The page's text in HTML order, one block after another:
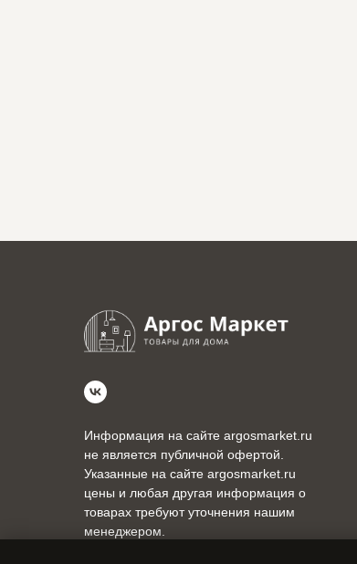
Информация на сайте argosmarket.ru
не является публичной офертой.
Указанные на сайте argosmarket.ru
цены и любая другая информация о
товарах требуют уточнения нашим
менеджером.